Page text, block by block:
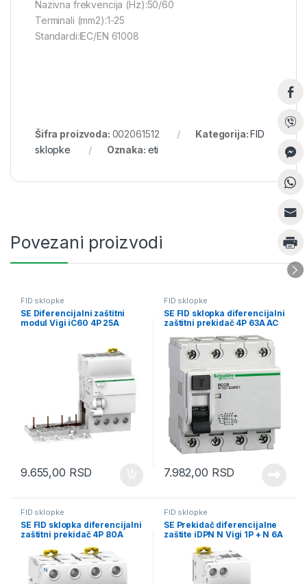
Nazivna frekvencija (Hz):50/60
Terminali (mm2):1-25
Standardi:IEC/EN 61008
Šifra proizvoda: 002061512 Kategorija:FID
sklopke
Oznaka: eti
Povezani proizvodi
FID sklopke
SE Diferencijalni zaštitni
modul Vigi iC60 4P 25A
9.655,00 RSD
FID sklopke
SE FID sklopka diferencijalni
zaštitni prekidač 4P 63A AC
7.982,00 RSD
FID sklopke
SE FID sklopka diferencijalni
zaštitni prekidač 4P 80A
FID sklopke
SE Prekidač diferencijalne
zaštite iDPN N Vigi 1P + N 6A
300mA klasa AC